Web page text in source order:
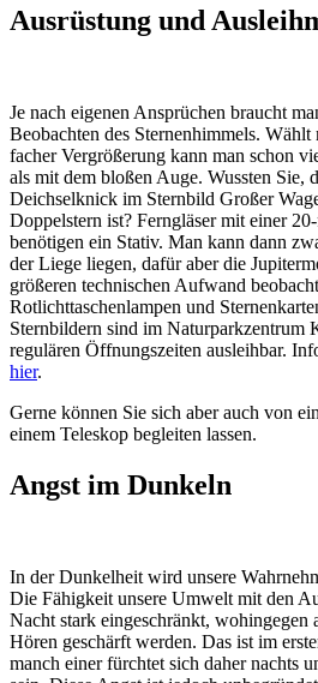
Ausrüstung und
Je nach eigenen Ansprüchen braucht
Beobachten des Sternenhimmels.
facher Vergrößerung kann man schon
als mit dem bloßen Auge. Wussten Sie,
Deichselknick im Sternbild Großer
Doppelstern ist? Ferngläser mit einer
benötigen ein Stativ. Man kann dann
der Liege liegen, dafür aber die
größeren technischen Aufwand
Rotlichttaschenlampen und
Sternbildern sind im Naturparkzentrum
regulären Öffnungszeiten ausleihbar.
hier.
Gerne können Sie sich aber auch von
einem Teleskop begleiten lassen.
Angst im Dunkeln
In der Dunkelheit wird unsere
Die Fähigkeit unsere Umwelt mit den
Nacht stark eingeschränkt, wohingegen
Hören geschärft werden. Das ist im
manch einer fürchtet sich daher nachts